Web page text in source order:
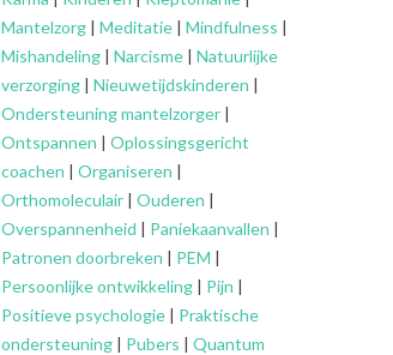
Mantelzorg | Meditatie | Mindfulness |
Mishandeling | Narcisme | Natuurlijke
verzorging | Nieuwetijdskinderen |
Ondersteuningmantelzorger |
Ontspannen | Oplossingsgericht
coachen | Organiseren |
Orthomoleculair | Ouderen |
Overspannenheid | Paniekaanvallen |
Patronen doorbreken | PEM |
Persoonlijke ontwikkeling | Pijn |
Positieve psychologie | Praktische
ondersteuning | Pubers | Quantum